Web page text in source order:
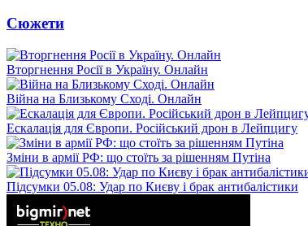
Сюжети
Вторгнення Росії в Україну. Онлайн
Війна на Близькому Сході. Онлайн
Ескалація для Європи. Російський дрон в Лейпцигу
Зміни в армії РФ: що стоїть за рішенням Путіна
Підсумки 05.08: Удар по Києву і брак антибалістики